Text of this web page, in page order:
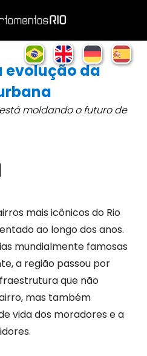
evolução da
moldando o futuro de
mais icônicos do Rio
ao longo dos anos.
mundialmente famosas
a região passou por
que não
mas também
vida dos moradores e a